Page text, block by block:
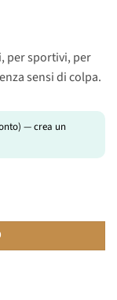
per sportivi, per
sensi di colpa.
— crea un
Capsule quantità